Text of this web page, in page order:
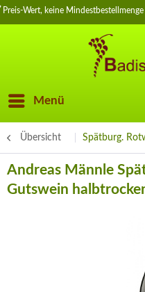
Preis-Wert, keine Mindestbestellmenge
Menü
Übersicht Spätburg.
Andreas Männle
Gutswein